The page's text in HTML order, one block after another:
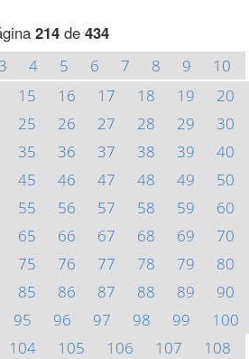
214de 434
3 4 5 6 7 8 9
10
15 16 17 18 19
20
25 26 27 28 29
30
35 36 37 38 39
40
45 46 47 48 49
50
55 56 57 58 59
60
65 66 67 68 69
70
75 76 77 78 79
80
85 86 87 88 89
90
95 96 97 98 99
100
104 105 106 107
108